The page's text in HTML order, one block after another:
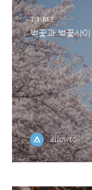
TIME
벚꽃과 벚꽃사이
allowto